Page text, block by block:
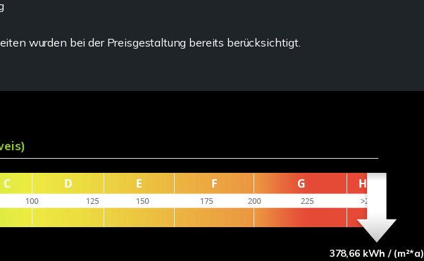
wurden bei der Preisgestaltung bereits berücksichtigt.
378,66 kWh / (m²*a)